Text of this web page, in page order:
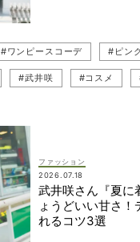
#ワンピースコーデ #ピン
#武井咲 #コスメ
#ピンクコーデ
ファッション
2026.07.18
武井咲さん『夏に
ょうどいい甘さ！
れるコツ3選